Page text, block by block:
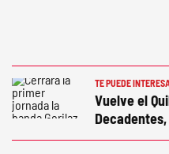
TE PUEDE
Vuelve el